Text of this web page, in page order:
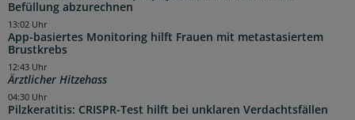
Befüllung abzurechnen
App-basiertes Monitoring hilft Frauen mit metastasiertem
Brustkrebs
13:02 Uhr
Ärztlicher Hitzehass
12:43 Uhr
Pilzkeratitis: CRISPR-Test hilft bei unklaren Verdachtsfällen
04:30 Uhr